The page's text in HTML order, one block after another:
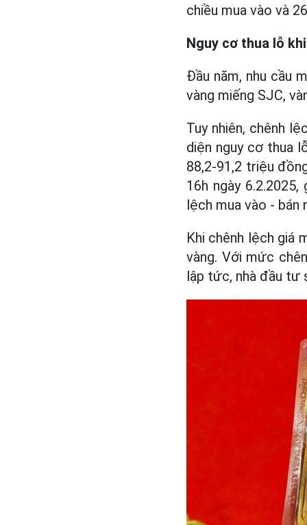
chiều mua vào và
Nguy cơ thua lỗ
Đầu năm, nhu cầu
vàng miếng SJC,
Tuy nhiên, chênh
diện nguy cơ thua
88,2-91,2 triệu
16h ngày
lệch mua vào -
Khi chênh lệch giá
vàng. Với mức
lập tức, nhà đầu tư